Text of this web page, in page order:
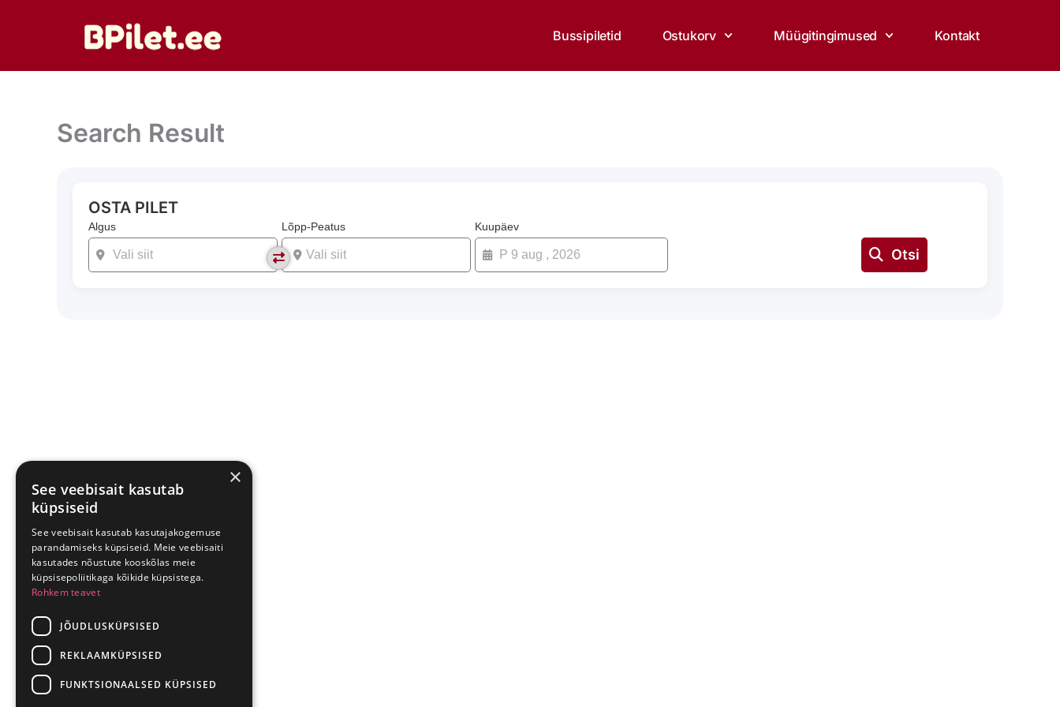
Bussipiletid Ostukorv Müügitingimused Kontakt
Search Result
OSTA PILET
Algus Lõpp-Peatus Kuupäev
Otsi
×
See veebisait kasutab
küpsiseid
See veebisait kasutab kasutajakogemuse
parandamiseks küpsiseid. Meie veebisaiti
kasutades nõustute kooskõlas meie
küpsisepoliitikaga kõikide küpsistega.
Rohkem teavet
JÕUDLUSKÜPSISED
REKLAAMKÜPSISED
FUNKTSIONAALSED KÜPSISED